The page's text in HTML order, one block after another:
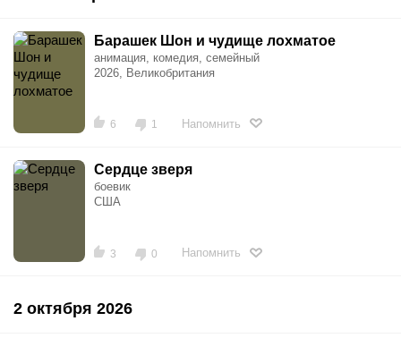
Барашек Шон и чудище лохматое
анимация, комедия, семейный
2026, Великобритания
6 1 Напомнить
Сердце зверя
боевик
США
3 0 Напомнить
2 октября 2026